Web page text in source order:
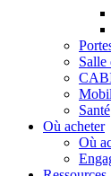
Salle
Santé
Où acheter
Où